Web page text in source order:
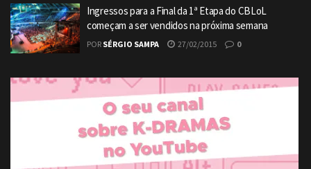
Ingressos para a Final da 1ª Etapa do CBLoL
começam a ser vendidos na próxima semana
POR SÉRGIO SAMPA 27/02/2015 0